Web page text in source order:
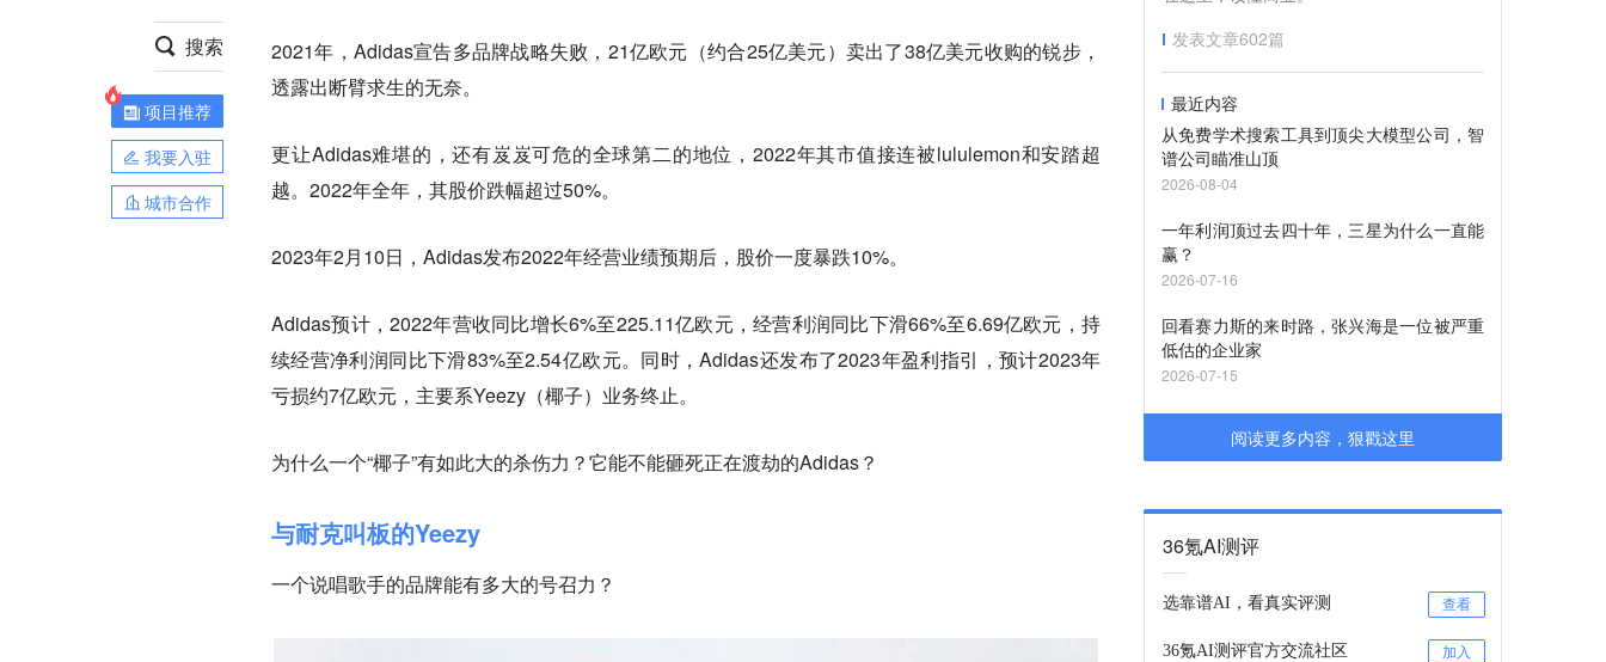
搜索
项目推荐
我要入驻
城市合作
2021年，Adidas宣告多品牌战略失败，21亿欧元（约合25亿美元）卖出了38亿美元收购的锐步，
透露出断臂求生的无奈。
更让Adidas难堪的，还有岌岌可危的全球第二的地位，2022年其市值接连被lululemon和安踏超
越。2022年全年，其股价跌幅超过50%。
2023年2月10日，Adidas发布2022年经营业绩预期后，股价一度暴跌10%。
Adidas预计，2022年营收同比增长6%至225.11亿欧元，经营利润同比下滑66%至6.69亿欧元，持
续经营净利润同比下滑83%至2.54亿欧元。同时，Adidas还发布了2023年盈利指引，预计2023年
亏损约7亿欧元，主要系Yeezy（椰子）业务终止。
为什么一个“椰子”有如此大的杀伤力？它能不能砸死正在渡劫的Adidas？
与耐克叫板的Yeezy
一个说唱歌手的品牌能有多大的号召力？
发表文章602篇
最近内容
从免费学术搜索工具到顶尖大模型公司，智
谱公司瞄准山顶
2026-08-04
一年利润顶过去四十年，三星为什么一直能
赢？
2026-07-16
回看赛力斯的来时路，张兴海是一位被严重
低估的企业家
2026-07-15
阅读更多内容，狠戳这里
36氪AI测评
选靠谱AI，看真实评测 查看
36氪AI测评官方交流社区 加入